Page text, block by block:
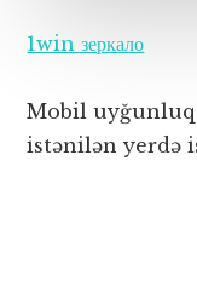
1win зеркало
Mobil
istənilən yerdə